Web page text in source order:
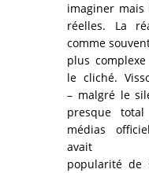
imaginer mais
réelles. La
comme
plus
le cliché.
– malgré le
presque total
médias
avait
popularité de